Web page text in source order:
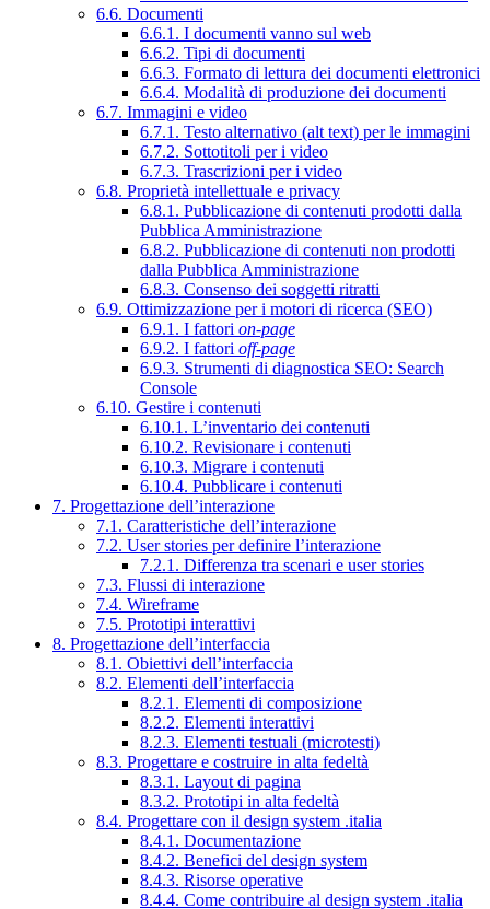
6.6. Documenti
6.6.1. I documenti vanno sul web
6.6.2. Tipi di documenti
6.6.3. Formato di lettura dei documenti elettronici
6.6.4. Modalità di produzione dei documenti
6.7. Immagini e video
6.7.1. Testo alternativo (alt text) per le immagini
6.7.2. Sottotitoli per i video
6.7.3. Trascrizioni per i video
6.8. Proprietà intellettuale e privacy
6.8.1. Pubblicazione di contenuti prodotti dalla
Pubblica Amministrazione
6.8.2. Pubblicazione di contenuti non prodotti
dalla Pubblica Amministrazione
6.8.3. Consenso dei soggetti ritratti
6.9. Ottimizzazione per i motori di ricerca (SEO)
6.9.1. I fattori on-page
6.9.2. I fattori off-page
6.9.3. Strumenti di diagnostica SEO: Search
Console
6.10. Gestire i contenuti
6.10.1. L’inventario dei contenuti
6.10.2. Revisionare i contenuti
6.10.3. Migrare i contenuti
6.10.4. Pubblicare i contenuti
7. Progettazione dell’interazione
7.1. Caratteristiche dell’interazione
7.2. User stories per definire l’interazione
7.2.1. Differenza tra scenari e user stories
7.3. Flussi di interazione
7.4. Wireframe
7.5. Prototipi interattivi
8. Progettazione dell’interfaccia
8.1. Obiettivi dell’interfaccia
8.2. Elementi dell’interfaccia
8.2.1. Elementi di composizione
8.2.2. Elementi interattivi
8.2.3. Elementi testuali (microtesti)
8.3. Progettare e costruire in alta fedeltà
8.3.1. Layout di pagina
8.3.2. Prototipi in alta fedeltà
8.4. Progettare con il design system .italia
8.4.1. Documentazione
8.4.2. Benefici del design system
8.4.3. Risorse operative
8.4.4. Come contribuire al design system .italia